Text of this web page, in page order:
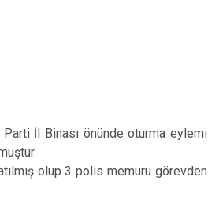
Parti İl Binası önünde oturma eylemi
olup 3 polis memuru görevden